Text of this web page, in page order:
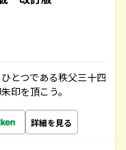
とつである秩父三十四
印を頂こう。
詳細を見る